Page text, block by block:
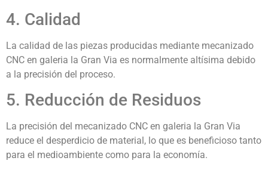
4. Calidad
La calidad de las piezas producidas mediante mecanizado
CNC en galeria la Gran Via es normalmente altísima debido
a la precisión del proceso.
5. Reducción de Residuos
La precisión del mecanizado CNC en galeria la Gran Via
reduce el desperdicio de material, lo que es beneficioso tanto
para el medioambiente como para la economía.